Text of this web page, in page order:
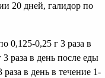
20 дней, галидор по
0,125-0,25 г 3 раза в
раза в день после еды
в день в течение 1-